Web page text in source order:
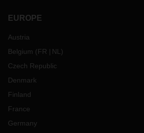
EUROPE
Austria
Belgium (FR NL )
Czech Republic
Denmark
Finland
France
Germany